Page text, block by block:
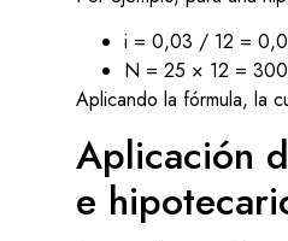
i = 0,03 / 12 =
N = 25 × 12 = 300
Aplicando la fórmula, la
Aplicación
e